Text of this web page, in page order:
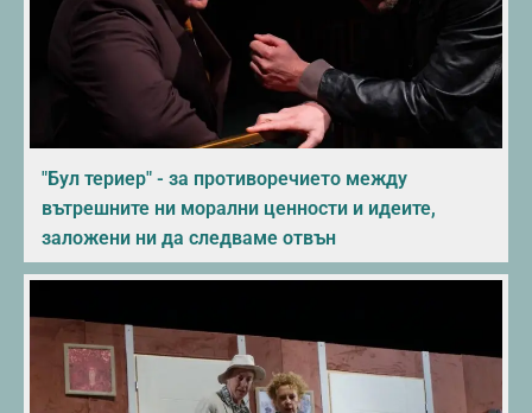
"Бул териер" - за противоречието между
вътрешните ни морални ценности и идеите,
заложени ни да следваме отвън